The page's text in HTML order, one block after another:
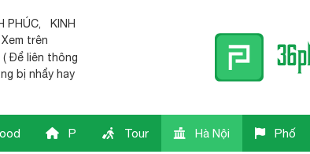
PHÚC,
KINH
trên
( Để liên thông
bị nhẩy hay
P Tour Hà Nội Phố